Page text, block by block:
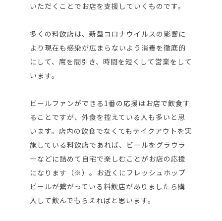
いただくことでお店を支援していくものです。
多くの料飲店は、新型コロナウイルスの影響に
より現在も感染が広まらないよう消毒を徹底的
にして、席を間引き、時間を短くして営業をして
います。
ビールファンができる1番の応援はお店で飲食す
ることですが、外食を控えている人も多いと思
います。店内の飲食でなくてもテイクアウトを実
施している料飲店であれば、ビールをグラウラ
ーなどに詰めて自宅で楽しむことがお店の応援
になります（※）。お近くにフレッシュホップ
ビールが繋がっている料飲店がありましたら購
入して飲んでもらえればと思います。